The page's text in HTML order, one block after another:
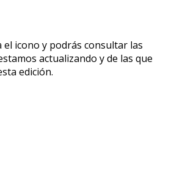
el icono y podrás consultar las
actualizando y de las que
edición.